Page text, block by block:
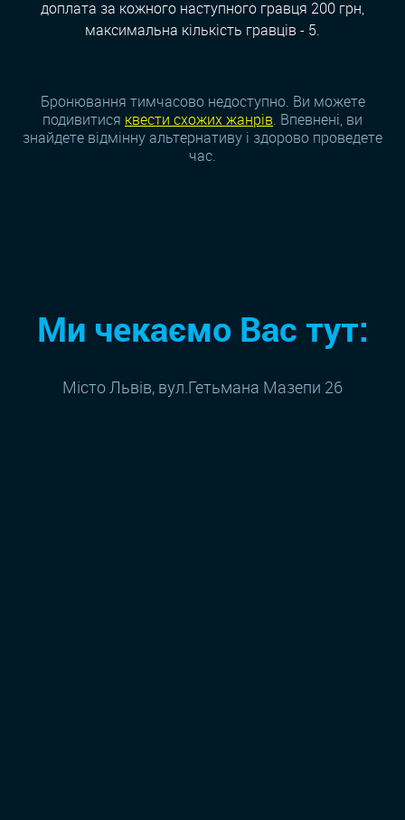
доплата за кожного наступного гравця 200 грн,
максимальна кількість гравців - 5.
Бронювання тимчасово недоступно. Ви можете
подивитися квести схожих жанрiв. Впевнені, ви
знайдете відмінну альтернативу і здорово проведете
час.
Ми чекаємо Вас тут:
Місто Львів, вул.Гетьмана Мазепи 26